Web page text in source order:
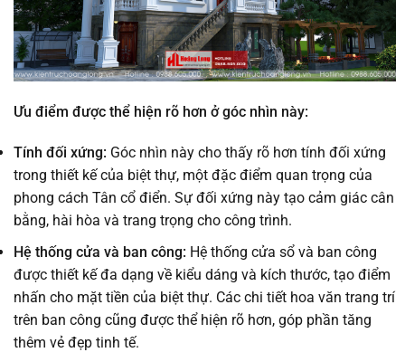
Ưu điểm được thể hiện rõ hơn ở góc nhìn này:
Tính đối xứng: Góc nhìn này cho thấy rõ hơn tính đối xứng
trong thiết kế của biệt thự, một đặc điểm quan trọng của
phong cách Tân cổ điển. Sự đối xứng này tạo cảm giác cân
bằng, hài hòa và trang trọng cho công trình.
Hệ thống cửa và ban công: Hệ thống cửa sổ và ban công
được thiết kế đa dạng về kiểu dáng và kích thước, tạo điểm
nhấn cho mặt tiền của biệt thự. Các chi tiết hoa văn trang trí
trên ban công cũng được thể hiện rõ hơn, góp phần tăng
thêm vẻ đẹp tinh tế.